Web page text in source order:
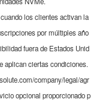
los clientes activan la
por múltiples año
fuera de Estados Unid
aplican ciertas condiciones.
company/legal/agr
opcional proporcionado p